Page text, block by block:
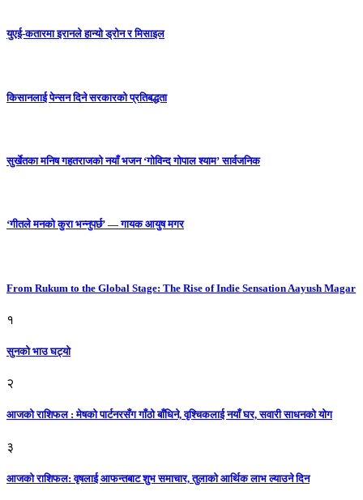
युएई-कतारमा इरानले हान्यो ड्रोन र मिसाइल
किसानलाई पेन्सन दिने सरकारको प्रतिबद्धता
सुर्खेतका मनिष गहतराजको नयाँ भजन ‘गोविन्द गोपाल श्याम’ सार्वजनिक
‘गीतले मनको कुरा भन्नुपर्छ’ — गायक आयुष मगर
From Rukum to the Global Stage: The Rise of Indie Sensation Aayush Magar
१
सुनको भाउ घट्याे
२
आजको राशिफल : मेषको पार्टनरसँग गाँठो बाँधिने, वृश्चिकलाई नयाँ घर, सवारी साधनकाे याेग
३
आजकाे राशिफल: वृषलाई आफन्तबाट शुभ समाचार, तुलाकाे आर्थिक लाभ ल्याउने दिन